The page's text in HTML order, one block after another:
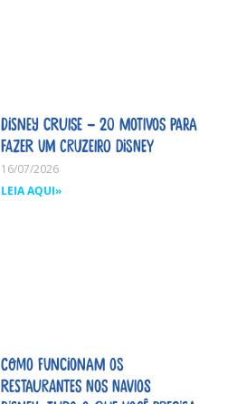
Disney Cruise – 20 motivos para
fazer um cruzeiro Disney
16/07/2026
LEIA AQUI»
Como funcionam os
restaurantes nos navios